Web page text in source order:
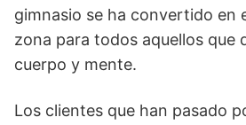
gimnasio se ha convertido en
zona para todos aquellos que
cuerpo y mente.
Los clientes que han pasado